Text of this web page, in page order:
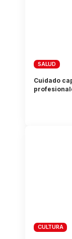
SALUD
Cuidado
CULTURA